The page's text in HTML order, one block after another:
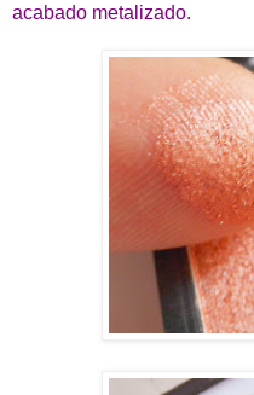
acabado metalizado.